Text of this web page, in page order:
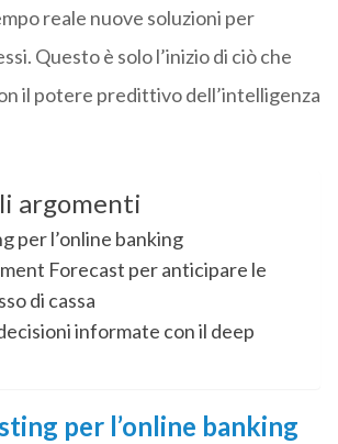
reale nuove soluzioni per
Questo è solo l’inizio di ciò che
il potere predittivo dell’intelligenza
argomenti
per l’online banking
Forecast per anticipare le
di cassa
informate con il deep
per l’online banking